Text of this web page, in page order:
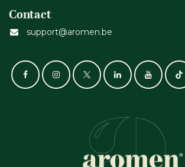
Contact
support@aromen.be